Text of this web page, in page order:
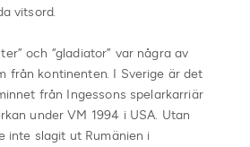
vitsord.
och “gladiator” var några av
från kontinenten. I Sverige är det
från Ingessons spelarkarriär
under VM 1994 i USA. Utan
inte slagit ut Rumänien i